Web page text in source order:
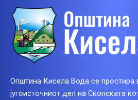
Општина Кисела Вода се простира
југоисточниот дел на Скопската